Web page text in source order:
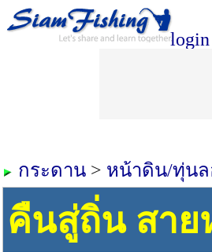
login
กระดาน > หน้าดิน/ทุ่นล
คืนสู่ถิ่น สาย